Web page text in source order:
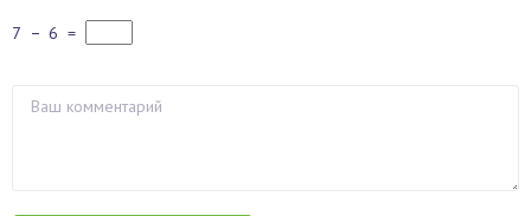
7 − 6 =